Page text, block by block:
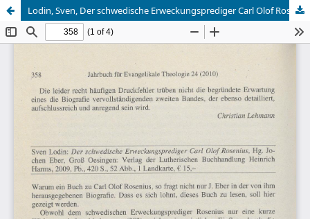
Lodin, Sven, Der schwedische Erweckungsprediger Carl Olof Rosenius